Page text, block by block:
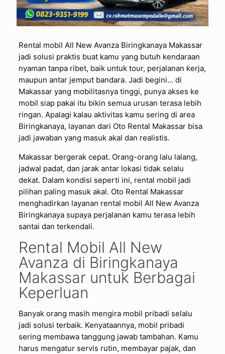
Rental mobil All New Avanza Biringkanaya Makassar
jadi solusi praktis buat kamu yang butuh kendaraan
nyaman tanpa ribet, baik untuk tour, perjalanan kerja,
maupun antar jemput bandara. Jadi begini… di
Makassar yang mobilitasnya tinggi, punya akses ke
mobil siap pakai itu bikin semua urusan terasa lebih
ringan. Apalagi kalau aktivitas kamu sering di area
Biringkanaya, layanan dari Oto Rental Makassar bisa
jadi jawaban yang masuk akal dan realistis.
Makassar bergerak cepat. Orang-orang lalu lalang,
jadwal padat, dan jarak antar lokasi tidak selalu
dekat. Dalam kondisi seperti ini, rental mobil jadi
pilihan paling masuk akal. Oto Rental Makassar
menghadirkan layanan rental mobil All New Avanza
Biringkanaya supaya perjalanan kamu terasa lebih
santai dan terkendali.
Rental Mobil All New
Avanza di Biringkanaya
Makassar untuk Berbagai
Keperluan
Banyak orang masih mengira mobil pribadi selalu
jadi solusi terbaik. Kenyataannya, mobil pribadi
sering membawa tanggung jawab tambahan. Kamu
harus mengatur servis rutin, membayar pajak, dan